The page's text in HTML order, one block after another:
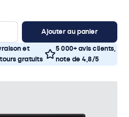
Ajouter au panier
et
gratuits
5 000+ avis clients,
note de 4,8/5